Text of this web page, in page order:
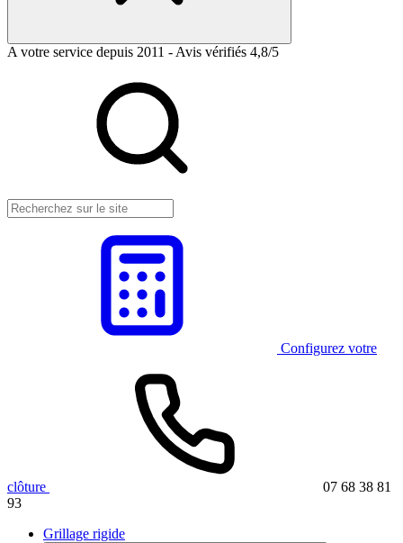
A votre service depuis 2011 - Avis vérifiés 4,8/5
Configurez votre
clôture
07 68 38 81
93
Grillage rigide